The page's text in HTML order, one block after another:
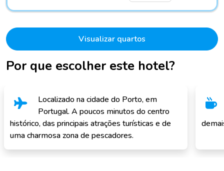
Por que escolher este hotel?
Localizado na cidade do Porto, em
Portugal. A poucos minutos do centro
histórico, das principais atrações turísticas e de
uma charmosa zona de pescadores.
Visualizar quartos